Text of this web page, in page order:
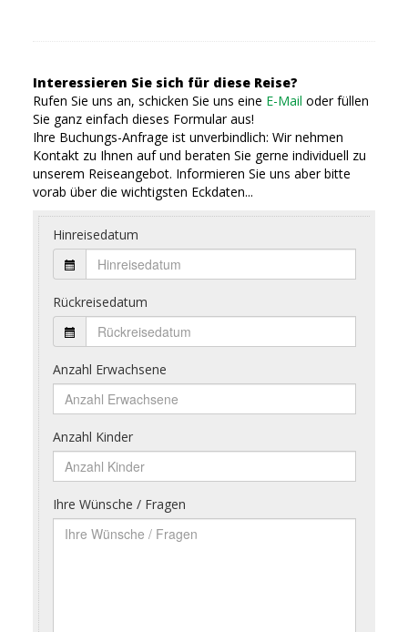
Interessieren Sie sich für diese Reise?
Rufen Sie uns an, schicken Sie uns eine E-Mail oder füllen
Sie ganz einfach dieses Formular aus!
Ihre Buchungs-Anfrage ist unverbindlich: Wir nehmen
Kontakt zu Ihnen auf und beraten Sie gerne individuell zu
unserem Reiseangebot. Informieren Sie uns aber bitte
vorab über die wichtigsten Eckdaten...